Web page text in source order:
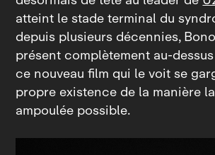
atteint le stade terminal du
depuis plusieurs décennies,
présent complètement
ce nouveau film qui le voit se
propre existence de la manière
ampoulée possible.